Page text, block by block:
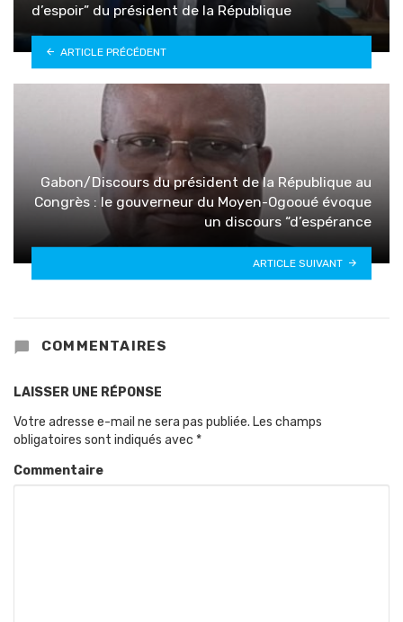
d’espoir” du président de la République
ARTICLE PRÉCÉDENT
Gabon/Discours du président de la République au
Congrès : le gouverneur du Moyen-Ogooué évoque
un discours “d’espérance
ARTICLE SUIVANT
COMMENTAIRES
LAISSER UNE RÉPONSE
Votre adresse e-mail ne sera pas publiée. Les champs
obligatoires sont indiqués avec *
Commentaire